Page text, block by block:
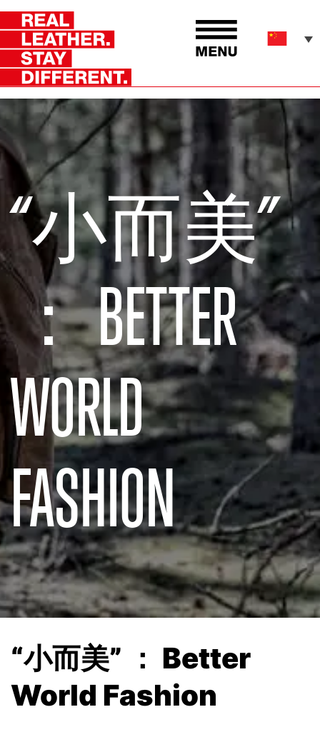
“小而美”
： BETTER
WORLD
FASHION
“小而美” ： Better
World Fashion